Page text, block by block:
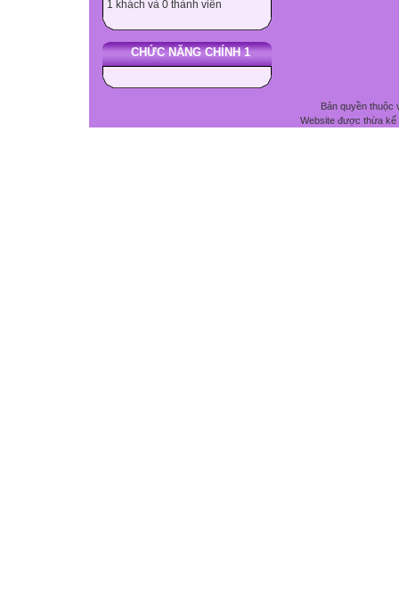
1 khách và 0 thành viên
CHỨC NĂNG CHÍNH 1
Bản quyền thuộc
Website được thừa